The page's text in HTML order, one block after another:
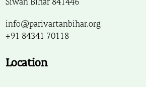
Siwan Bihar 841446
info@parivartanbihar.org
+91 84341 70118
Location